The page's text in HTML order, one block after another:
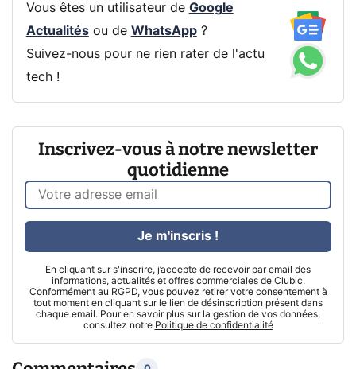
Vous êtes un utilisateur de Google
Actualitésou de WhatsApp?
Suivez-nous pour ne rien rater de l'actu
tech !
Inscrivez-vous à notre newsletter
quotidienne
En cliquant sur s'inscrire, j’accepte de recevoir par email des
informations, actualités et offres commerciales de Clubic.
Conformément au RGPD, vous pouvez retirer votre consentement à
tout moment en cliquant sur le lien de désinscription présent dans
chaque email. Pour en savoir plus sur la gestion de vos données,
consultez notre Politique de confidentialité
Je m'inscris !